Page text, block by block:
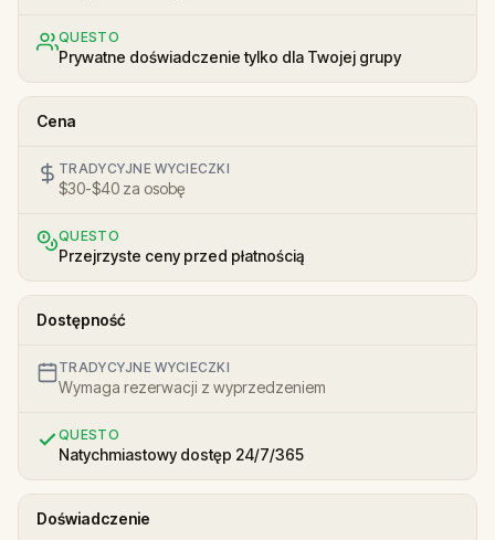
QUESTO
Prywatne doświadczenie tylko dla Twojej grupy
Cena
TRADYCYJNE WYCIECZKI
$30-$40 za osobę
QUESTO
Przejrzyste ceny przed płatnością
Dostępność
TRADYCYJNE WYCIECZKI
Wymaga rezerwacji z wyprzedzeniem
QUESTO
Natychmiastowy dostęp 24/7/365
Doświadczenie